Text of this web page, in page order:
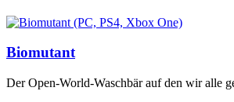
Biomutant
Der Open-World-Waschbär auf den wir alle